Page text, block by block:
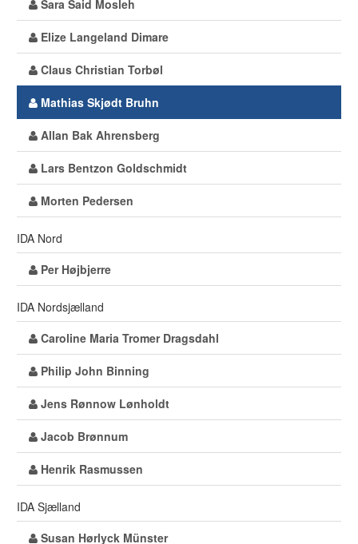
Sara Said Mosleh
Elize Langeland Dimare
Claus Christian Torbøl
Mathias Skjødt Bruhn
Allan Bak Ahrensberg
Lars Bentzon Goldschmidt
Morten Pedersen
IDA Nord
Per Højbjerre
IDA Nordsjælland
Caroline Maria Tromer Dragsdahl
Philip John Binning
Jens Rønnow Lønholdt
Jacob Brønnum
Henrik Rasmussen
IDA Sjælland
Susan Hørlyck Münster